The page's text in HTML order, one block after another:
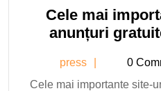
martie
2025
Cele mai
anunțuri
press press
0
Cele mai importante site-